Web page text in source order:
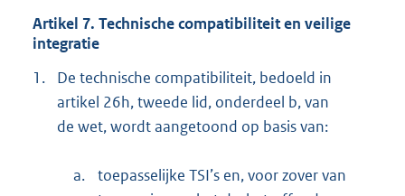
Artikel 7. Technische compatibiliteit en veilige
integratie
1.
De technische compatibiliteit, bedoeld in
artikel 26h, tweede lid, onderdeel b, van
de wet, wordt aangetoond op basis van:
a.
toepasselijke TSI’s en, voor zover van